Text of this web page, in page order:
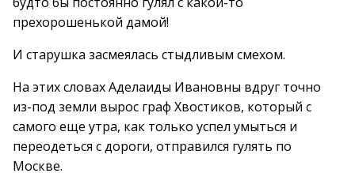
прехорошенькой дамой!
И старушка засмеялась стыдливым смехом.
На этих словах Аделаиды Ивановны вдруг точно
из-под земли вырос граф Хвостиков, который с
самого еще утра, как только успел умыться и
переодеться с дороги, отправился гулять по
Москве.